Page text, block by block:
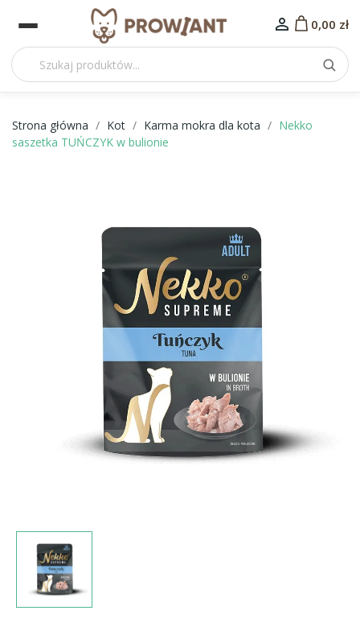
 0,00 zł
Strona główna Kot Karma mokra dla kota
Nekko
saszetka TUŃCZYK w bulionie